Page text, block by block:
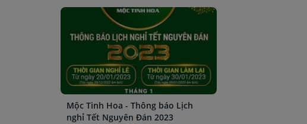
Mộc Tinh Hoa - Thông báo Lịch
nghỉ Tết Nguyên Đán 2023